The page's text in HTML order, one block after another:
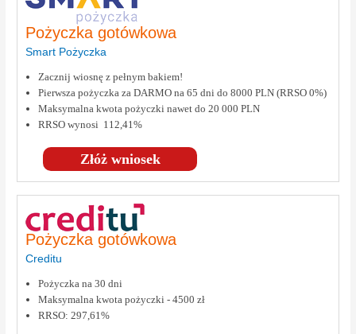
Pożyczka gotówkowa
Smart Pożyczka
Złóż wniosek
Zacznij wiosnę z pełnym bakiem!
Pierwsza pożyczka za DARMO na 65 dni do 8000 PLN (RRSO 0%)
Maksymalna kwota pożyczki nawet do 20 000 PLN
RRSO wynosi 112,41%
Pożyczka gotówkowa
Creditu
Pożyczka na 30 dni
Maksymalna kwota pożyczki - 4500 zł
RRSO: 297,61%